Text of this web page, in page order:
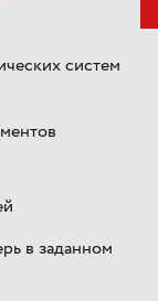
систем
в заданном